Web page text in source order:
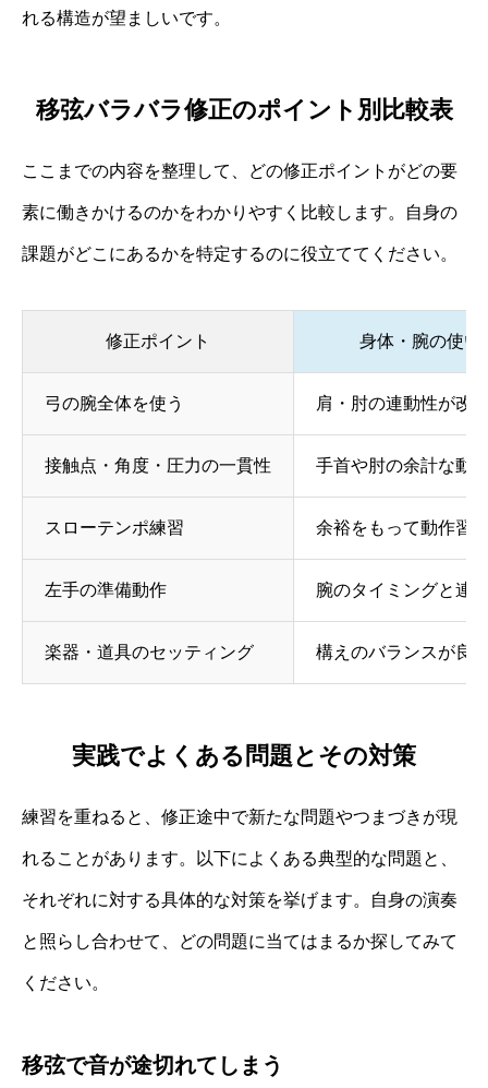
れる構造が望ましいです。
移弦バラバラ修正のポイント別比較表
ここまでの内容を整理して、どの修正ポイントがどの要
素に働きかけるのかをわかりやすく比較します。自身の
課題がどこにあるかを特定するのに役立ててください。
修正ポイント 身体・腕の使い
弓の腕全体を使う 肩・肘の連動性が改
接触点・角度・圧力の一貫性 手首や肘の余計な動
スローテンポ練習 余裕をもって動作習
左手の準備動作 腕のタイミングと連
楽器・道具のセッティング 構えのバランスが良
実践でよくある問題とその対策
練習を重ねると、修正途中で新たな問題やつまづきが現
れることがあります。以下によくある典型的な問題と、
それぞれに対する具体的な対策を挙げます。自身の演奏
と照らし合わせて、どの問題に当てはまるか探してみて
ください。
移弦で音が途切れてしまう